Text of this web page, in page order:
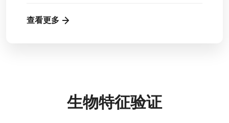
查看更多
生物特征验证